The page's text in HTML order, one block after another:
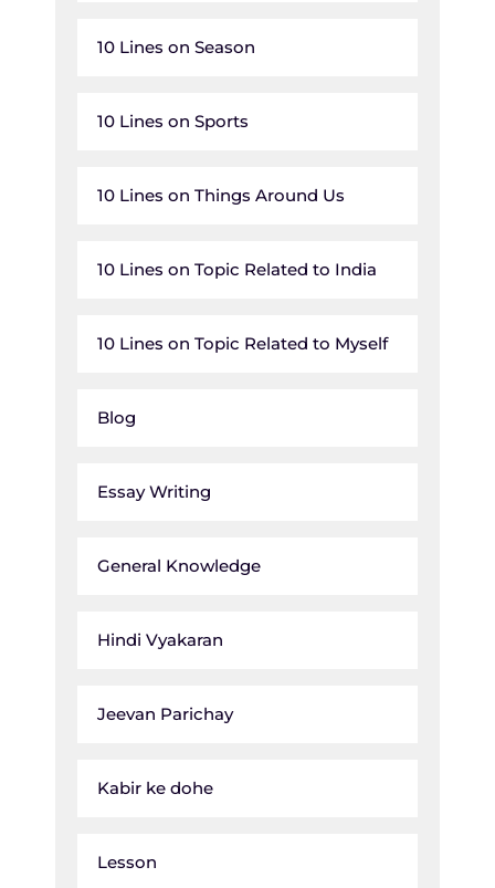
10 Lines on Season
10 Lines on Sports
10 Lines on Things Around Us
10 Lines on Topic Related to India
10 Lines on Topic Related to Myself
Blog
Essay Writing
General Knowledge
Hindi Vyakaran
Jeevan Parichay
Kabir ke dohe
Lesson